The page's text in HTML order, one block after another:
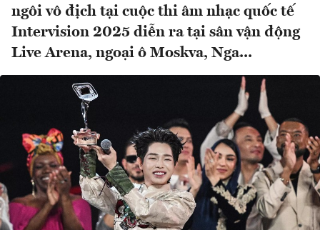
ngôi vô địch tại cuộc thi âm nhạc quốc tế
Intervision 2025 diễn ra tại sân vận động
Live Arena, ngoại ô Moskva, Nga...